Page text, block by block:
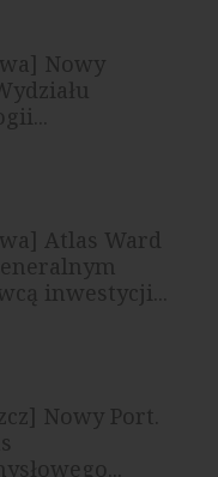
Nowy
Atlas Ward
inwestycji...
Nowy Port.